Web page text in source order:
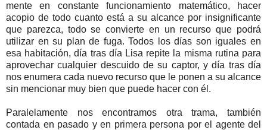
mente en constante funcionamiento matemático, hacer
acopio de todo cuanto está a su alcance por insignificante
que parezca, todo se convierte en un recurso que podrá
utilizar en su plan de fuga. Todos los días son iguales en
esa habitación, día tras día Lisa repite la misma rutina para
aprovechar cualquier descuido de su captor, y día tras día
nos enumera cada nuevo recurso que le ponen a su alcance
sin mencionar muy bien que puede hacer con él.
Paralelamente nos encontramos otra trama, también
contada en pasado y en primera persona por el agente del